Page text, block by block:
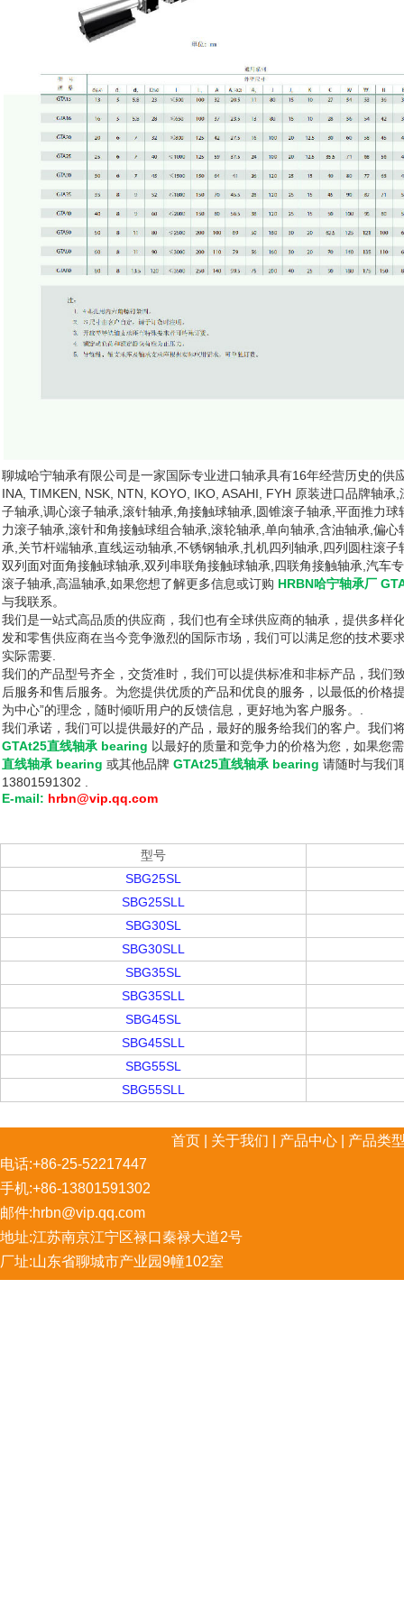
聊城哈宁轴承有限公司是一家国际专业进口轴承具有16年经营历史的供
INA, TIMKEN, NSK, NTN, KOYO, IKO, ASAHI, FYH 原装进口品牌轴承
子轴承,调心滚子轴承,滚针轴承,角接触球轴承,圆锥滚子轴承,平面推力
力滚子轴承,滚针和角接触球组合轴承,滚轮轴承,单向轴承,含油轴承,偏
承,关节杆端轴承,直线运动轴承,不锈钢轴承,扎机四列轴承,四列圆柱滚
双列面对面角接触球轴承,双列串联角接触球轴承,四联角接触轴承,汽车
滚子轴承,高温轴承,如果您想了解更多信息或订购 HRBN哈宁轴承厂
与我联系。
我们是一站式高品质的供应商，我们也有全球供应商的轴承，提供多样
发和零售供应商在当今竞争激烈的国际市场，我们可以满足您的技术要
实际需要.
我们的产品型号齐全，交货准时，我们可以提供标准和非标产品，我们
后服务和售后服务。为您提供优质的产品和优良的服务，以最低的价格
为中心”的理念，随时倾听用户的反馈信息，更好地为客户服务。.
我们承诺，我们可以提供最好的产品，最好的服务给我们的客户。我们
GTAt25直线轴承 bearing 以最好的质量和竞争力的价格为您，如果您
直线轴承 bearing 或其他品牌 GTAt25直线轴承 bearing 请随时与我们
13801591302 .
E-mail: hrbn@vip.qq.com
型号
SBG25SL
SBG25SLL
SBG30SL
SBG30SLL
SBG35SL
SBG35SLL
SBG45SL
SBG45SLL
SBG55SL
SBG55SLL
首页 关于我们 产品中心
产品类
电话:+86-25-52217447
手机:+86-13801591302
邮件:hrbn@vip.qq.com
地址:江苏南京江宁区禄口秦禄大道2号
厂址:山东省聊城市产业园9幢102室